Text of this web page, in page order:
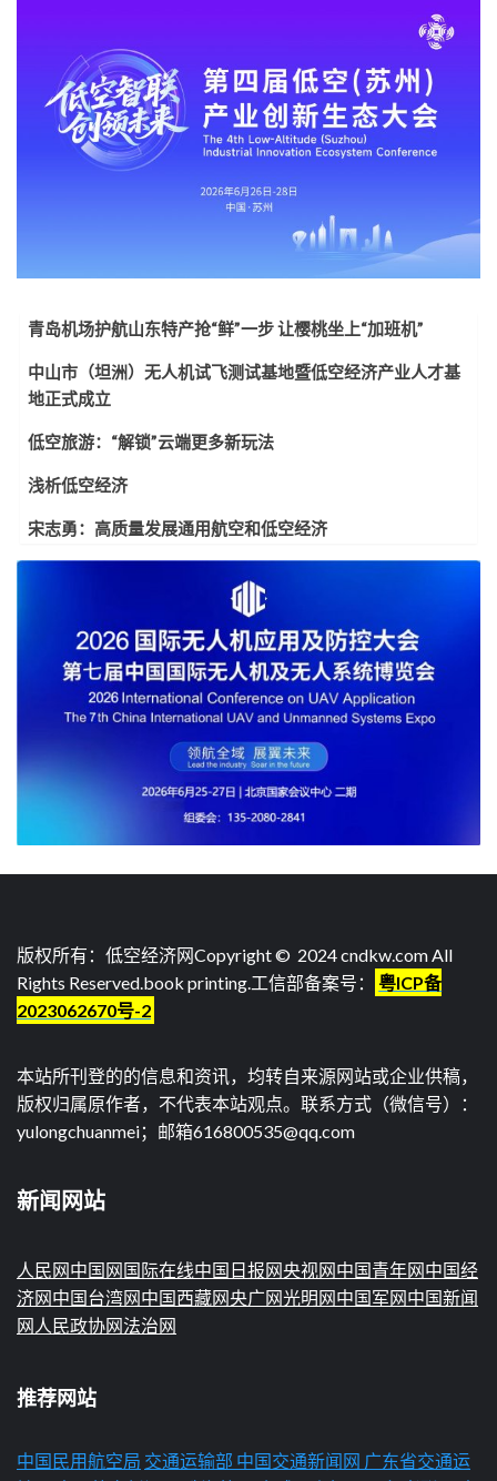
青岛机场护航山东特产抢“鲜”一步 让樱桃坐上“加班机”
中山市（坦洲）无人机试飞测试基地暨低空经济产业人才基
地正式成立
低空旅游：“解锁”云端更多新玩法
浅析低空经济
宋志勇：高质量发展通用航空和低空经济
版权所有：低空经济网Copyright © 2024 cndkw.com All
Rights Reserved.book printing.工信部备案号：
粤ICP备
2023062670号-2
本站所刊登的的信息和资讯，均转自来源网站或企业供稿，
版权归属原作者，不代表本站观点。联系方式（微信号）：
yulongchuanmei；邮箱616800535@qq.com
新闻网站
人民网中国网国际在线中国日报网央视网中国青年网中国经
济网中国台湾网中国西藏网央广网光明网中国军网中国新闻
网人民政协网法治网
推荐网站
中国民用航空局 交通运输部 中国交通新闻网 广东省交通运